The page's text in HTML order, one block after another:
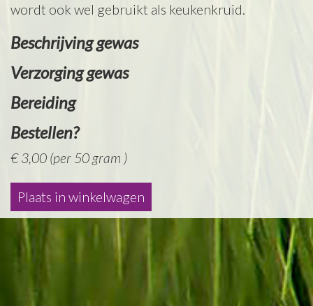
wordt ook wel gebruikt als keukenkruid.
Beschrijving gewas
Verzorging gewas
Bereiding
Bestellen?
€ 3,00 (per 50 gram )